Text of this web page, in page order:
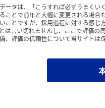
ータは、「こうすれば必ずうまく
ことで前年と大幅に変更される場合
ことですが、採用過程に対する感
は言い切れませんし、ここで評価の
、評価の信頼性について当サイトは